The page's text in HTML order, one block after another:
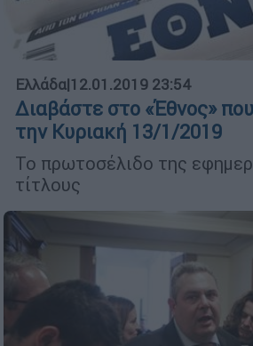
Ελλάδα|12.01.2019 23:54
Διαβάστε στο «Έθνος»
την Κυριακή 13/1/2019
Το πρωτοσέλιδο της
τίτλους